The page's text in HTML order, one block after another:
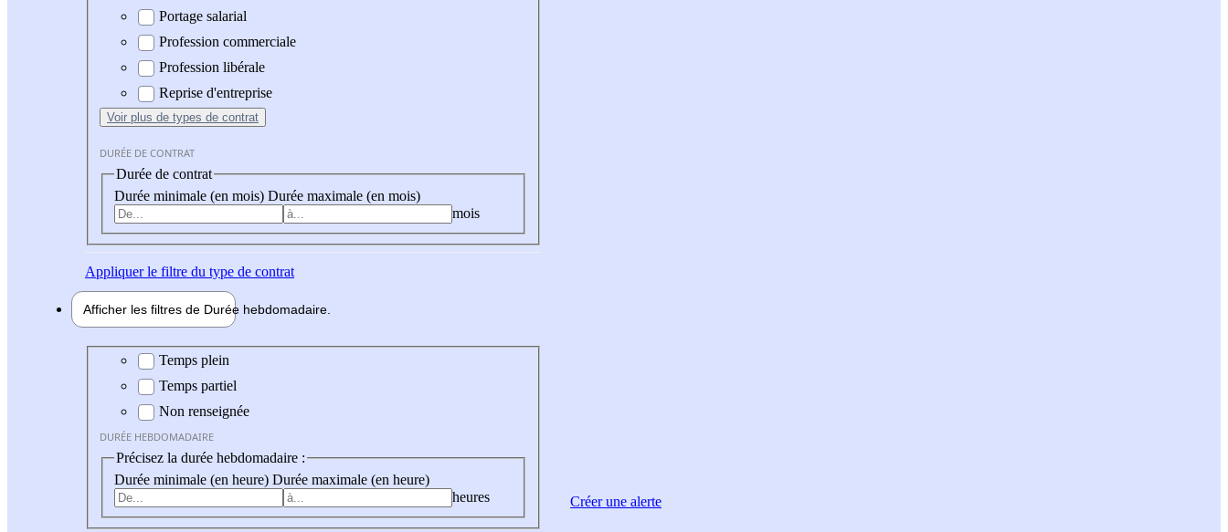
Portage salarial
Profession commerciale
Profession libérale
Reprise d'entreprise
Voir plus de types de contrat
DURÉE DE CONTRAT
Durée de contrat
Durée minimale (en mois) Durée maximale (en mois)
mois
Appliquerle filtre du type de contrat
Afficher les filtres de Durée hebdomadaire
Durée hebdomadaire
Temps plein
Temps partiel
Non renseignée
DURÉE HEBDOMADAIRE
Précisez la durée hebdomadaire :
Durée minimale (en heure) Durée maximale (en heure)
heures
Créer une alerte